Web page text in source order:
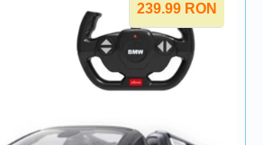
239.99 RON